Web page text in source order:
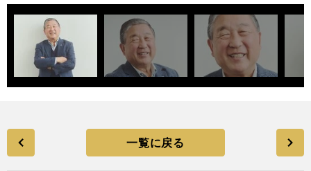
一覧に戻る